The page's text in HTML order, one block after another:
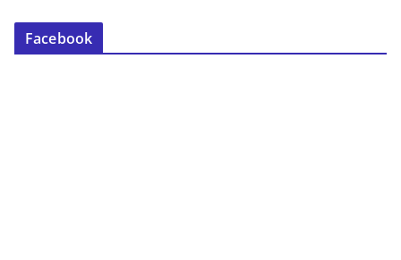
Facebook